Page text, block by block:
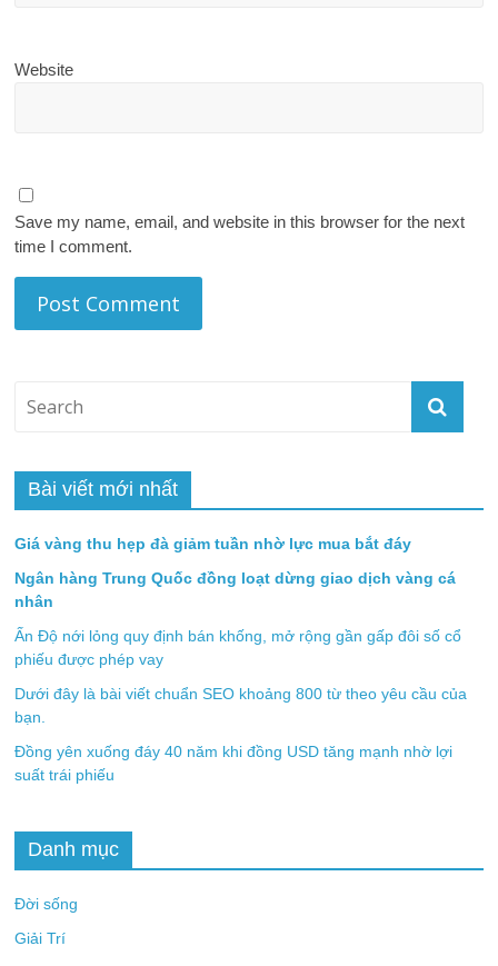
Website
Save my name, email, and website in this browser for the next
time I comment.
Bài viết mới nhất
Giá vàng thu hẹp đà giảm tuần nhờ lực mua bắt đáy
Ngân hàng Trung Quốc đồng loạt dừng giao dịch vàng cá
nhân
Ấn Độ nới lỏng quy định bán khống, mở rộng gần gấp đôi số cổ
phiếu được phép vay
Dưới đây là bài viết chuẩn SEO khoảng 800 từ theo yêu cầu của
bạn.
Đồng yên xuống đáy 40 năm khi đồng USD tăng mạnh nhờ lợi
suất trái phiếu
Danh mục
Đời sống
Giải Trí